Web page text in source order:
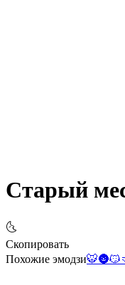
Старый
🌜
Скопировать
Похожие эмодзи🐯🌚😼